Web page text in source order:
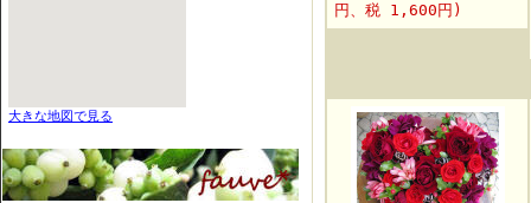
大きな地図で見る
円、税 1,600円)